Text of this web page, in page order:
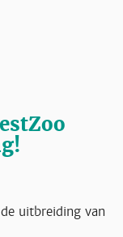
uitbreiding van